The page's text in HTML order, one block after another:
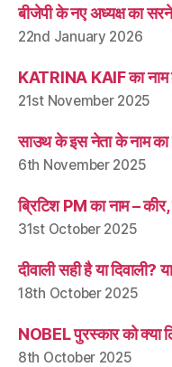
बीजेपी के नए अध्यक्ष का
22nd January 2026
KATRINA KAIF का नाम
21st November 2025
साउथ के इस नेता के नाम का
6th November 2025
ब्रिटिश PM का नाम –
31st October 2025
दीवाली सही है या दिवाली?
18th October 2025
NOBEL पुरस्कार को क्या
8th October 2025